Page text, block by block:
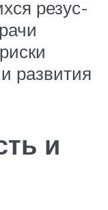
резус-
развития
и